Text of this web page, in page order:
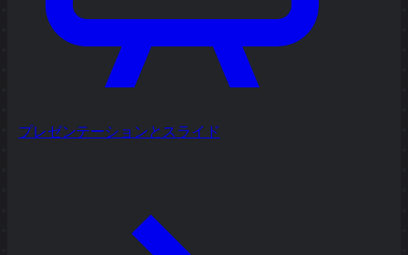
プレゼンテーションとスライド